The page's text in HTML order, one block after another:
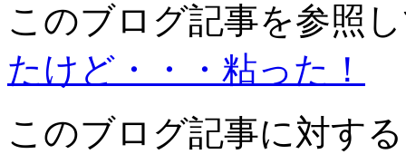
このブログ記事を参照
たけど・・・粘った！
このブログ記事に対す